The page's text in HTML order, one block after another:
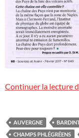
Continuer la lecture
AUVERGNE
CHAMPS PHLÉGRÉENS